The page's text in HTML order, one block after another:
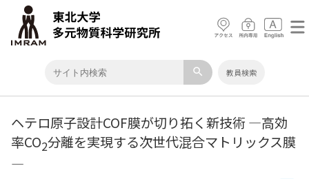
search 教員検索
ヘテロ原子設計COF膜が切り拓く新技術 ―高効
率CO2分離を実現する次世代混合マトリックス膜
―